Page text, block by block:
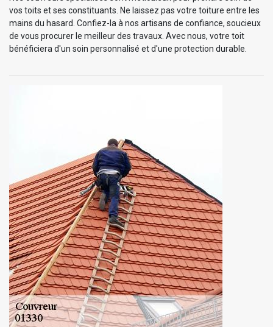
vos toits et ses constituants. Ne laissez pas votre toiture entre les
mains du hasard. Confiez-la à nos artisans de confiance, soucieux
de vous procurer le meilleur des travaux. Avec nous, votre toit
bénéficiera d'un soin personnalisé et d'une protection durable.